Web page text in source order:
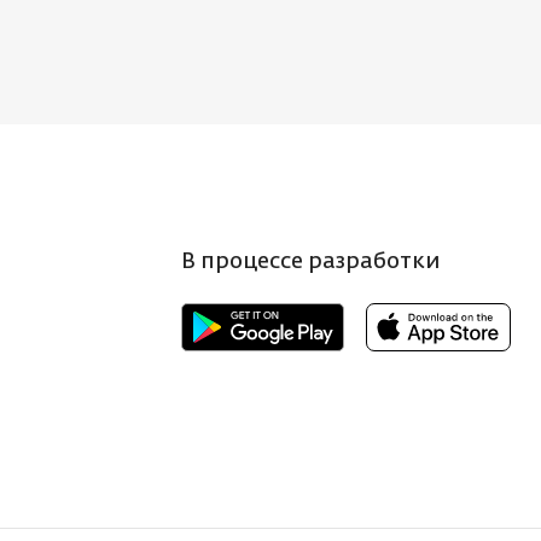
В процессе разработки